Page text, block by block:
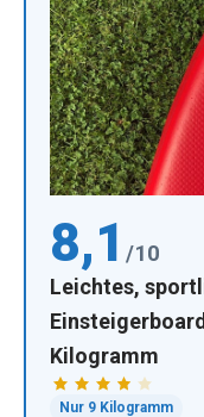
8,1 /10
Leichtes,
Kilogramm
Nur 9 Kilogramm